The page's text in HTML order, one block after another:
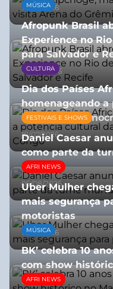
10/07/2026
MÚSICA
Afropunk Brasil
Experience no
para Salvador e
03/08/2026
CULTURA
Dia dos Países
homenageando
República
10/07/2026
FESTIVAIS E SHOWS
Daniel Caesar
como parte da
Spergy’
05/08/2026
AFRI NEWS
Uber Mulher
mais segurança
motoristas
10/07/2026
MÚSICA
BK’ celebra 10
com show
06/08/2026
AFRI NEWS